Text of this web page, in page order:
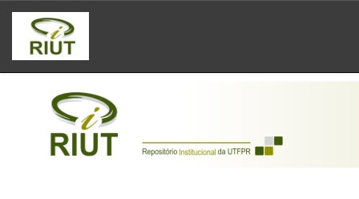
Skip
navigation